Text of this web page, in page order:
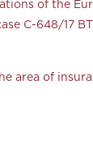
of the
C-648/17
area of